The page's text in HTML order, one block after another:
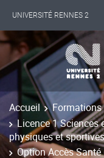
UNIVERSITÉ RENNES 2
INTERNATIONAL
LES NOUVELLES DE
Accueil Formations
Licence 1 Sciences
physiques et
Option Accès